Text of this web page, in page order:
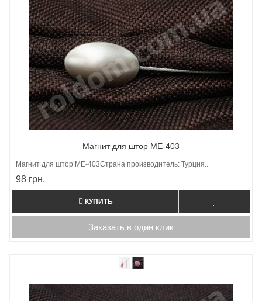
Магнит для штор ME-403
Магнит для штор МE-403Страна производитель: Турция..
98 грн.
КУПИТЬ
Заказать в один клик